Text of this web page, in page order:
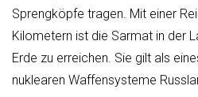
Sprengköpfe tragen. Mit einer
Kilometern ist die Sarmat in der
Erde zu erreichen. Sie gilt als
nuklearen Waffensysteme